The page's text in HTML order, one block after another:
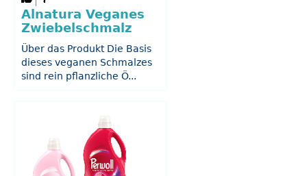
Alnatura Veganes
Zwiebelschmalz
Über das Produkt Die Basis
dieses veganen Schmalzes
sind rein pflanzliche Ö...